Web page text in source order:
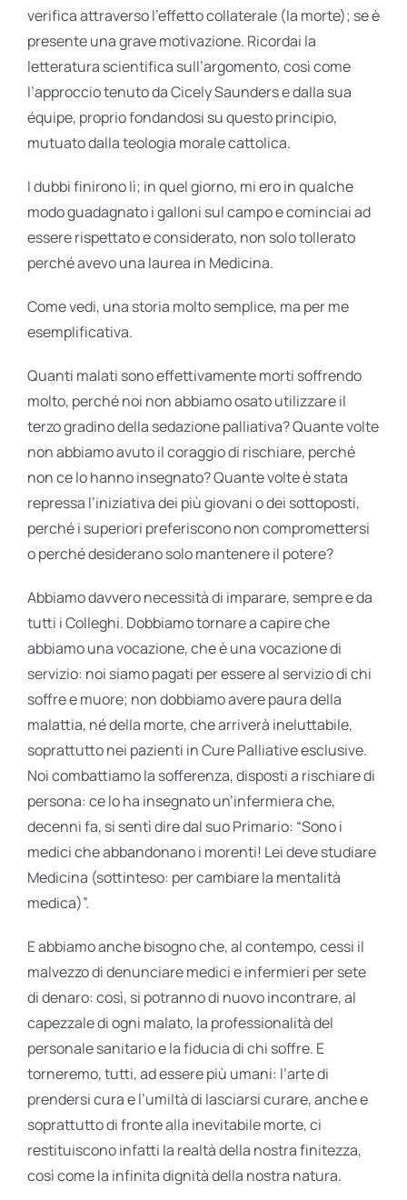
verifica attraverso l’effetto collaterale (la morte); se è
presente una grave motivazione. Ricordai la
letteratura scientifica sull’argomento, così come
l’approccio tenuto da Cicely Saunders e dalla sua
équipe, proprio fondandosi su questo principio,
mutuato dalla teologia morale cattolica.
I dubbi finirono lì; in quel giorno, mi ero in qualche
modo guadagnato i galloni sul campo e cominciai ad
essere rispettato e considerato, non solo tollerato
perché avevo una laurea in Medicina.
Come vedi, una storia molto semplice, ma per me
esemplificativa.
Quanti malati sono effettivamente morti soffrendo
molto, perché noi non abbiamo osato utilizzare il
terzo gradino della sedazione palliativa? Quante volte
non abbiamo avuto il coraggio di rischiare, perché
non ce lo hanno insegnato? Quante volte è stata
repressa l’iniziativa dei più giovani o dei sottoposti,
perché i superiori preferiscono non compromettersi
o perché desiderano solo mantenere il potere?
Abbiamo davvero necessità di imparare, sempre e da
tutti i Colleghi. Dobbiamo tornare a capire che
abbiamo una vocazione, che è una vocazione di
servizio: noi siamo pagati per essere al servizio di chi
soffre e muore; non dobbiamo avere paura della
malattia, né della morte, che arriverà ineluttabile,
soprattutto nei pazienti in Cure Palliative esclusive.
Noi combattiamo la sofferenza, disposti a rischiare di
persona: ce lo ha insegnato un’infermiera che,
decenni fa, si sentì dire dal suo Primario: “Sono i
medici che abbandonano i morenti! Lei deve studiare
Medicina (sottinteso: per cambiare la mentalità
medica)”.
E abbiamo anche bisogno che, al contempo, cessi il
malvezzo di denunciare medici e infermieri per sete
di denaro: così, si potranno di nuovo incontrare, al
capezzale di ogni malato, la professionalità del
personale sanitario e la fiducia di chi soffre. E
torneremo, tutti, ad essere più umani: l’arte di
prendersi cura e l’umiltà di lasciarsi curare, anche e
soprattutto di fronte alla inevitabile morte, ci
restituiscono infatti la realtà della nostra finitezza,
così come la infinita dignità della nostra natura.